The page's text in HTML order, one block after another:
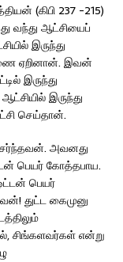
(கிபி 237 -215)
வந்து ஆட்சியைப்
இருந்து
ஏறினான். இவன்
இருந்து
இருந்து
செய்தான்.
அவனது
பெயர் கோத்தபாய.
பெயர்
துட்ட கைமுனு
சிங்களவர்கள் என்று